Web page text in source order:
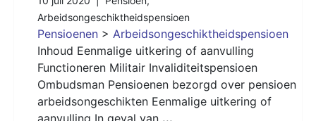
Arbeidsongeschiktheidspensioen
Pensioenen > Arbeidsongeschiktheidspensioen
Inhoud Eenmalige uitkering of aanvulling
Functioneren Militair Invaliditeitspensioen
Ombudsman Pensioenen bezorgd over pensioen
arbeidsongeschikten Eenmalige uitkering of
aanvulling In geval van ...